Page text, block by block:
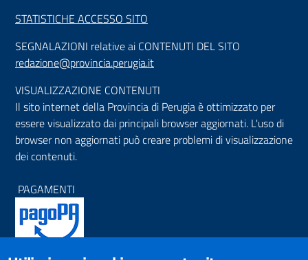
STATISTICHE ACCESSO SITO
SEGNALAZIONI relative ai CONTENUTI DEL SITO
redazione@provincia.perugia.it
VISUALIZZAZIONE CONTENUTI
Il sito internet della Provincia di Perugia è ottimizzato per
essere visualizzato dai principali browser aggiornati. L'uso di
browser non aggiornati può creare problemi di visualizzazione
dei contenuti.
PAGAMENTI